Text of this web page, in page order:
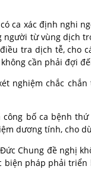
ca xác định nghi
từ vùng dịch
tra dịch tễ, cho
cần phải đợi
nghiệm chắc
công bố ca bệnh
dương tính, cho
Chung đề nghị
pháp phải triển